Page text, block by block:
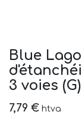
Blue
3 voies (G)
7,79 € htva